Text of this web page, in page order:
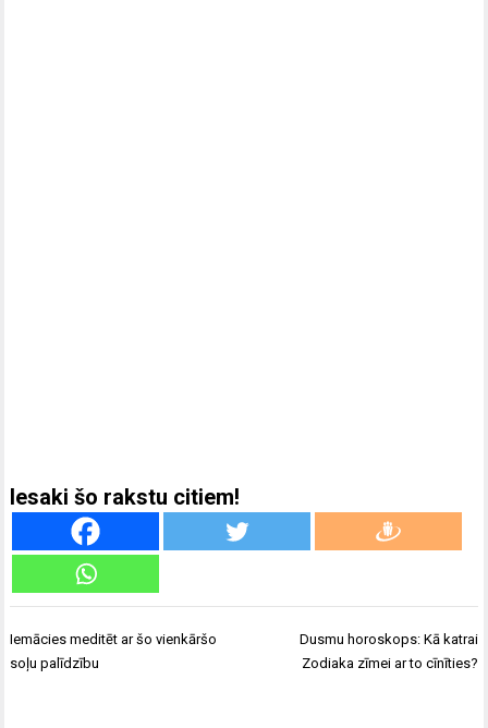
Iesaki šo rakstu citiem!
Ziņu
izvēlne
Iemācies meditēt ar šo vienkāršo
soļu palīdzību
Dusmu horoskops: Kā katrai
Zodiaka zīmei ar to cīnīties?